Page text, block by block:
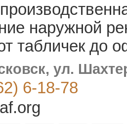
наружной
табличек до
ул.
6-18-78